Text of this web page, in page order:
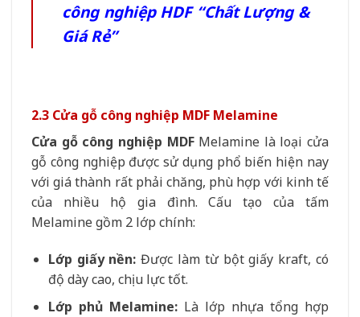
công nghiệp HDF “Chất Lượng &
Giá Rẻ”
2.3 Cửa gỗ công nghiệp MDF Melamine
Cửa gỗ công nghiệp MDFMelamine là loại cửa
gỗ công nghiệp được sử dụng phổ biến hiện nay
với giá thành rất phải chăng, phù hợp với kinh tế
của nhiều hộ gia đình. Cấu tạo của tấm
Melamine gồm 2 lớp chính:
Lớp giấy nền: Được làm từ bột giấy kraft, có
độ dày cao, chịu lực tốt.
Lớp phủ Melamine:Là lớp nhựa tổng hợp